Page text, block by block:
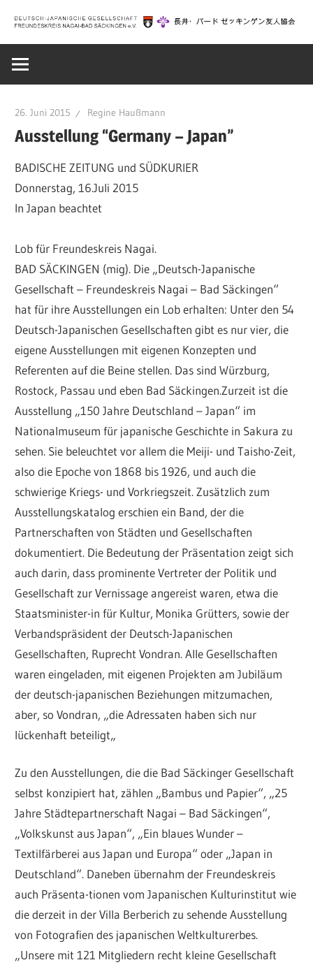
Inhalt
Deutsch-
Japanische
Gesellschaft
|
Freundeskreis
Nagai
26. Juni 2015 Regine Haußmann
Ausstellung “Germany – Japan”
BADISCHE ZEITUNG und SÜDKURIER
Donnerstag, 16.Juli 2015
In Japan beachtet
Lob für Freundeskreis Nagai.
BAD SÄCKINGEN (mig). Die „Deutsch-Japanische
Gesellschaft – Freundeskreis Nagai – Bad Säckingen“
hat für ihre Ausstellungen ein Lob erhalten: Unter den 54
Deutsch-Japanischen Gesellschaften gibt es nur vier, die
eigene Ausstellungen mit eigenen Konzepten und
Referenten auf die Beine stellen. Das sind Würzburg,
Rostock, Passau und eben Bad Säckingen.Zurzeit ist die
Ausstellung „150 Jahre Deutschland – Japan“ im
Nationalmuseum für japanische Geschichte in Sakura zu
sehen. Sie beleuchtet vor allem die Meiji- und Taisho-Zeit,
also die Epoche von 1868 bis 1926, und auch die
schwierige Kriegs- und Vorkriegszeit. Zusätzlich zum
Ausstellungskatalog erschien ein Band, der die
Partnerschaften von Städten und Gesellschaften
dokumentiert. Die Bedeutung der Präsentation zeigt sich
auch darin, dass prominente Vertreter der Politik und
Gesellschaft zur Vernissage angereist waren, etwa die
Staatsminister-in für Kultur, Monika Grütters, sowie der
Verbandspräsident der Deutsch-Japanischen
Gesellschaften, Ruprecht Vondran. Alle Gesellschaften
waren eingeladen, mit eigenen Projekten am Jubiläum
der deutsch-japanischen Beziehungen mitzumachen,
aber, so Vondran, „die Adressaten haben sich nur
lückenhaft beteiligt„
Zu den Ausstellungen, die die Bad Säckinger Gesellschaft
selbst konzipiert hat, zählen „Bambus und Papier“, „25
Jahre Städtepartnerschaft Nagai – Bad Säckingen“,
„Volkskunst aus Japan“, „Ein blaues Wunder –
Textilfärberei aus Japan und Europa“ oder „Japan in
Deutschland“. Daneben übernahm der Freundeskreis
auch Präsenta-tionen vom Japanischen Kulturinstitut wie
die derzeit in der Villa Berberich zu sehende Ausstellung
von Fotografien des japanischen Weltkulturerbes.
„Unsere mit 121 Mitgliedern recht kleine Gesellschaft